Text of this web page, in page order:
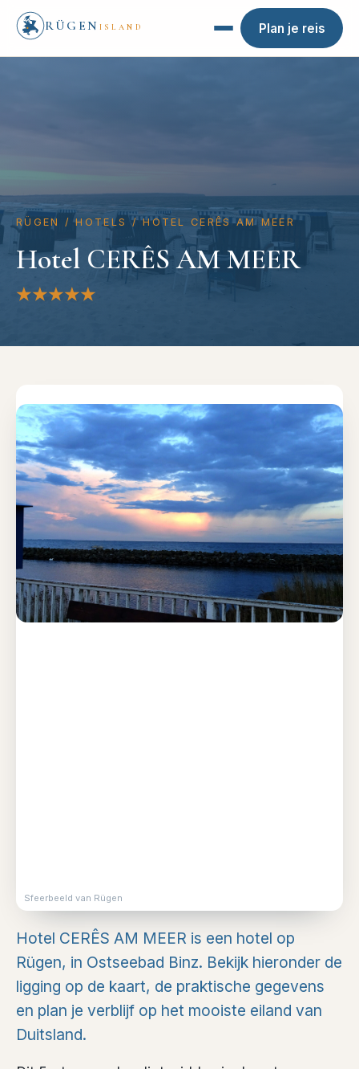
RÜGEN ISLAND Plan je reis
RÜGEN / HOTELS / HOTEL CERÊS AM MEER
Hotel CERÊS AM MEER
★★★★★
Sfeerbeeld van Rügen
Hotel CERÊS AM MEER is een hotel op
Rügen, in Ostseebad Binz. Bekijk hieronder de
ligging op de kaart, de praktische gegevens
en plan je verblijf op het mooiste eiland van
Duitsland.